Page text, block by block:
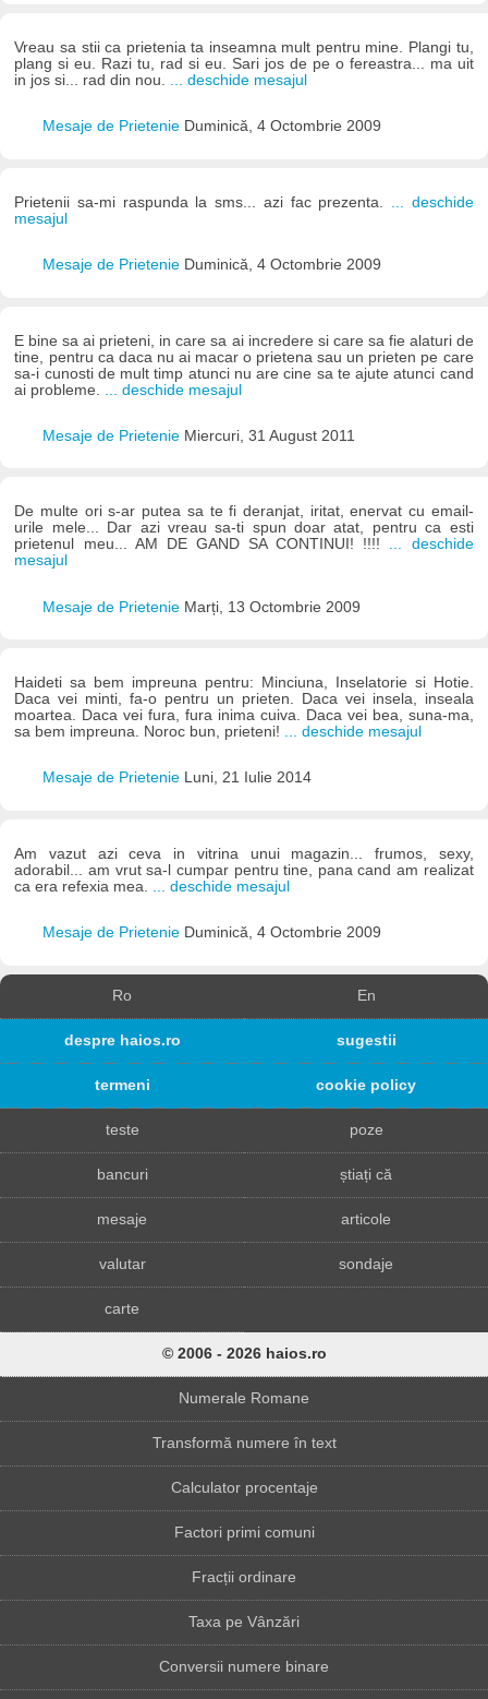
Vreau sa stii ca prietenia ta inseamna mult pentru mine. Plangi tu,
plang si eu. Razi tu, rad si eu. Sari jos de pe o fereastra... ma uit
in jos si... rad din nou. ... deschide mesajul
Mesaje de Prietenie Duminică, 4 Octombrie 2009
Prietenii sa-mi raspunda la sms... azi fac prezenta.
... deschide
mesajul
Mesaje de Prietenie Duminică, 4 Octombrie 2009
E bine sa ai prieteni, in care sa ai incredere si care sa fie alaturi de
tine, pentru ca daca nu ai macar o prietena sau un prieten pe care
sa-i cunosti de mult timp atunci nu are cine sa te ajute atunci cand
ai probleme.
... deschide mesajul
Mesaje de Prietenie Miercuri, 31 August 2011
De multe ori s-ar putea sa te fi deranjat, iritat, enervat cu email-
urile mele... Dar azi vreau sa-ti spun doar atat, pentru ca esti
prietenul meu... AM DE GAND SA CONTINUI! !!!! ... deschide
mesajul
Mesaje de Prietenie Marți, 13 Octombrie 2009
Haideti sa bem impreuna pentru: Minciuna, Inselatorie si Hotie.
Daca vei minti, fa-o pentru un prieten. Daca vei insela, inseala
moartea. Daca vei fura, fura inima cuiva. Daca vei bea, suna-ma,
sa bem impreuna. Noroc bun, prieteni! ... deschide mesajul
Mesaje de Prietenie Luni, 21 Iulie 2014
Am vazut azi ceva in vitrina unui magazin... frumos, sexy,
adorabil... am vrut sa-l cumpar pentru tine, pana cand am realizat
ca era refexia mea.
... deschide mesajul
Mesaje de Prietenie Duminică, 4 Octombrie 2009
Ro En
despre haios.ro sugestii
termeni cookie policy
teste poze
bancuri știați că
mesaje articole
valutar sondaje
carte
© 2006 - 2026 haios.ro
Numerale Romane
Transformă numere în text
Calculator procentaje
Factori primi comuni
Fracții ordinare
Taxa pe Vânzări
Conversii numere binare